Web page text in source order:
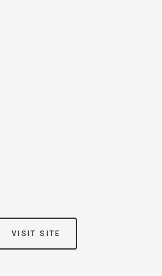
VISIT SITE